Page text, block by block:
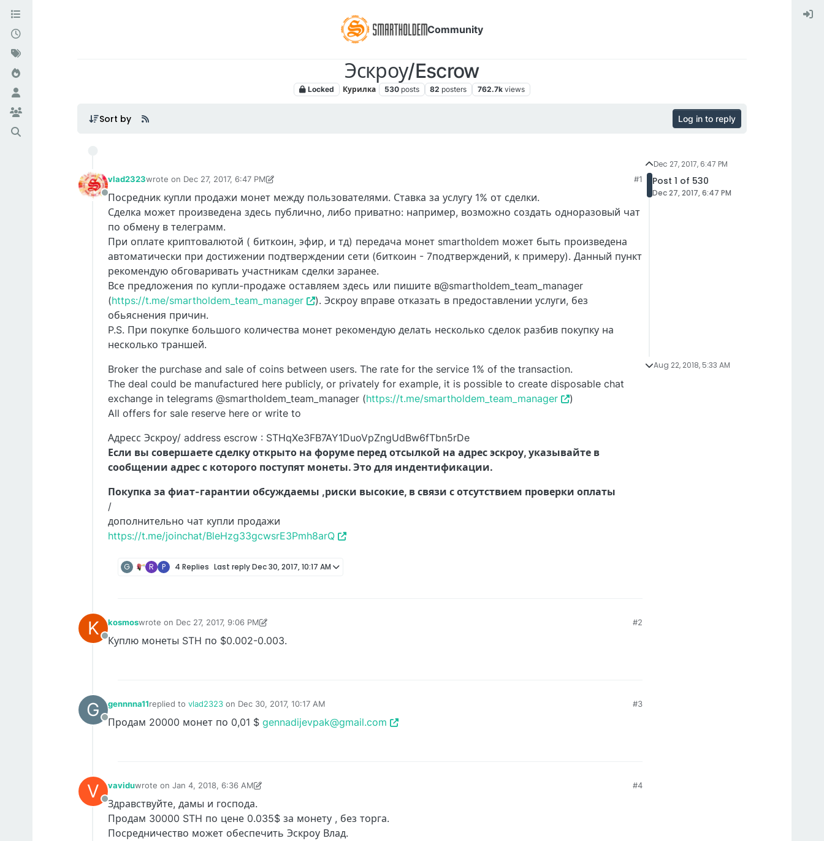
Community
Эскроу/Escrow
Locked Курилка 530 posts 82 posters 762.7k views
Sort by Log in to reply
Offline
vlad2323wrote on Dec 27, 2017, 6:47 PM
last edited by vlad2323Apr 26, 2018, 9:15 PM
#1
Посредник купли продажи монет между пользователями. Ставка за услугу 1% от сделки.
Сделка может произведена здесь публично, либо приватно: например, возможно создать одноразовый чат
по обмену в телеграмм.
При оплате криптовалютой ( биткоин, эфир, и тд) передача монет smartholdem может быть произведена
автоматически при достижении подтверждении сети (биткоин - 7подтверждений, к примеру). Данный пункт
рекомендую обговаривать участникам сделки заранее.
Все предложения по купли-продаже оставляем здесь или пишите в@smartholdem_team_manager
(https://t.me/smartholdem_team_manager
). Эскроу вправе отказать в предоставлении услуги, без
обьяснения причин.
P.S. При покупке большого количества монет рекомендую делать несколько сделок разбив покупку на
несколько траншей.
Broker the purchase and sale of coins between users. The rate for the service 1% of the transaction.
The deal could be manufactured here publicly, or privately for example, it is possible to create disposable chat
exchange in telegrams @smartholdem_team_manager (https://t.me/smartholdem_team_manager
)
All offers for sale reserve here or write to
Адресс Эскроу/ address escrow : STHqXe3FB7AY1DuoVpZngUdBw6fTbn5rDe
Если вы совершаете сделку открыто на форуме перед отсылкой на адрес эскроу, указывайте в
сообщении адрес с которого поступят монеты. Это для индентификации.
Покупка за фиат-гарантии обсуждаемы ,риски высокие, в связи с отсутствием проверки оплаты
/
дополнительно чат купли продажи
https://t.me/joinchat/BleHzg33gcwsrE3Pmh8arQ
G R P 4 Replies Last replyDec 30, 2017, 10:17 AM
K
Offline
kosmoswrote on Dec 27, 2017, 9:06 PM
last edited by kosmos Dec 27, 2017, 9:08 PM
#2
Куплю монеты STH по $0.002-0.003.
G
Offline
gennnna11replied to vlad2323 on Dec 30, 2017, 10:17 AM
last edited by
#3
Продам 20000 монет по 0,01 $ gennadijevpak@gmail.com
V
Offline
vaviduwrote on Jan 4, 2018, 6:36 AM
last edited by vlad2323Jan 4, 2018, 7:00 AM
#4
Здравствуйте, дамы и господа.
Продам 30000 STH по цене 0.035$ за монету , без торга.
Посредничество может обеспечить Эскроу Влад.
Dec 27, 2017, 6:47 PM
Post 1 of 530
Dec 27, 2017, 6:47 PM
Aug 22, 2018, 5:33 AM